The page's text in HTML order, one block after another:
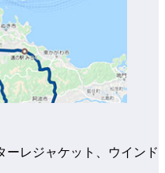
レジャケット、ウインド